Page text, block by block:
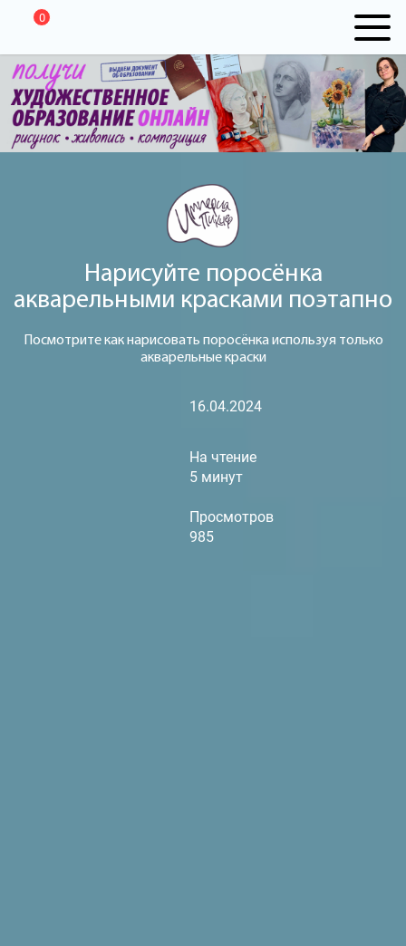
0
Нарисуйте поросёнка
акварельными красками поэтапно
Посмотрите как нарисовать поросёнка используя только
акварельные краски
16.04.2024
На чтение
5 минут
Просмотров
985